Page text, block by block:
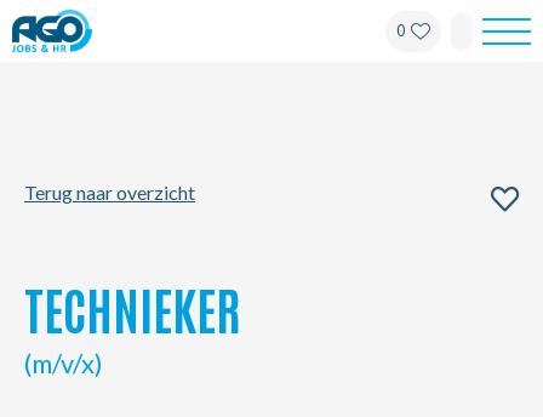
0
Terug naar overzicht
TECHNIEKER
(m/v/x)